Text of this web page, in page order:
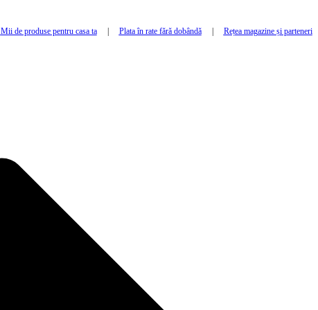
Mii de produse pentru casa ta| Plata în rate fără dobândă| Rețea magazine și parteneri